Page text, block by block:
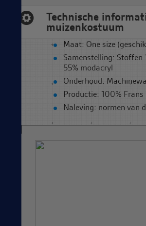
Technische
muizenkostuum
Maat: One size
Samenstelling: Stoffen
55% modacryl
Onderhoud:
Productie: 100% Frans
Naleving: normen van